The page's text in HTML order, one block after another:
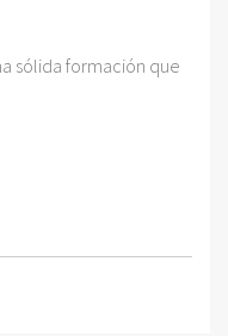
sólida formación que